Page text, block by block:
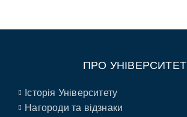
ПРО УНІВЕРСИТЕТ
Історія Університету
Нагороди та відзнаки